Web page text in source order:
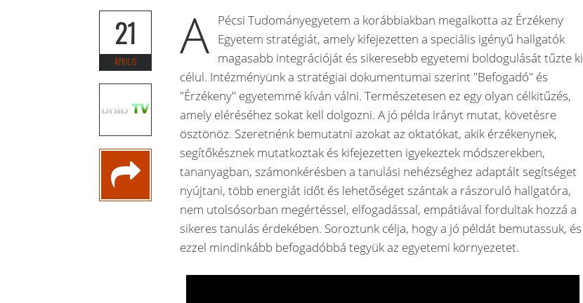
21
ÁPRILIS A Pécsi Tudományegyetem a korábbiakban megalkotta az Érzékeny
Egyetem stratégiát, amely kifejezetten a speciális igényű hallgatók
magasabb integrációját és sikeresebb egyetemi boldogulását tűzte ki
célul. Intézményünk a stratégiai dokumentumai szerint "Befogadó" és
"Érzékeny" egyetemmé kíván válni. Természetesen ez egy olyan célkitűzés,
amely eléréséhez sokat kell dolgozni. A jó példa irányt mutat, követésre
ösztönöz. Szeretnénk bemutatni azokat az oktatókat, akik érzékenynek,
segítőkésznek mutatkoztak és kifejezetten igyekeztek módszerekben,
tananyagban, számonkérésben a tanulási nehézséghez adaptált segítséget
nyújtani, több energiát időt és lehetőséget szántak a rászoruló hallgatóra,
nem utolsósorban megértéssel, elfogadással, empátiával fordultak hozzá a
sikeres tanulás érdekében. Soroztunk célja, hogy a jó példát bemutassuk, és
ezzel mindinkább befogadóbbá tegyük az egyetemi környezetet.